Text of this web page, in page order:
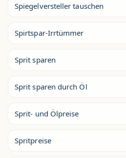
Spiegelversteller tauschen
Spirtspar-Irrtümmer
Sprit sparen
Sprit sparen durch Öl
Sprit- und Ölpreise
Spritpreise